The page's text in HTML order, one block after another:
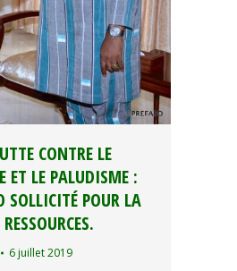
CONTRE LE
ET LE PALUDISME :
SOLLICITÉ POUR LA
6 juillet 2019